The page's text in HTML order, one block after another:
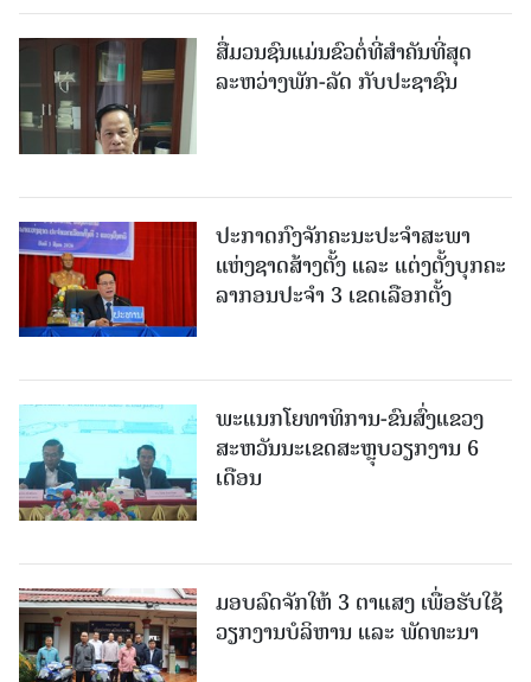
ສື່ມວນຊົນແມ່ນຂົວຕໍ່ທີ່ສໍາຄັນທີ່ສຸດ
ລະຫວ່າງພັກ-ລັດ ກັບປະຊາຊົນ
ປະກາດກົງຈັກຄະນະປະຈໍາສະພາ
ແຫ່ງຊາດສ້າງຕັ້ງ ແລະ ແຕ່ງຕັ້ງບຸກຄະ
ລາກອນປະຈໍາ 3 ເຂດເລືອກຕັ້ງ
ພະແນກໂຍທາທິການ-ຂົນສົ່ງແຂວງ
ສະຫວັນນະເຂດສະຫຼຸບວຽກງານ 6
ເດືອນ
ມອບລົດຈັກໃຫ້ 3 ຕາແສງ ເພື່ອຮັບໃຊ້
ວຽກງານບໍລິຫານ ແລະ ພັດທະນາ